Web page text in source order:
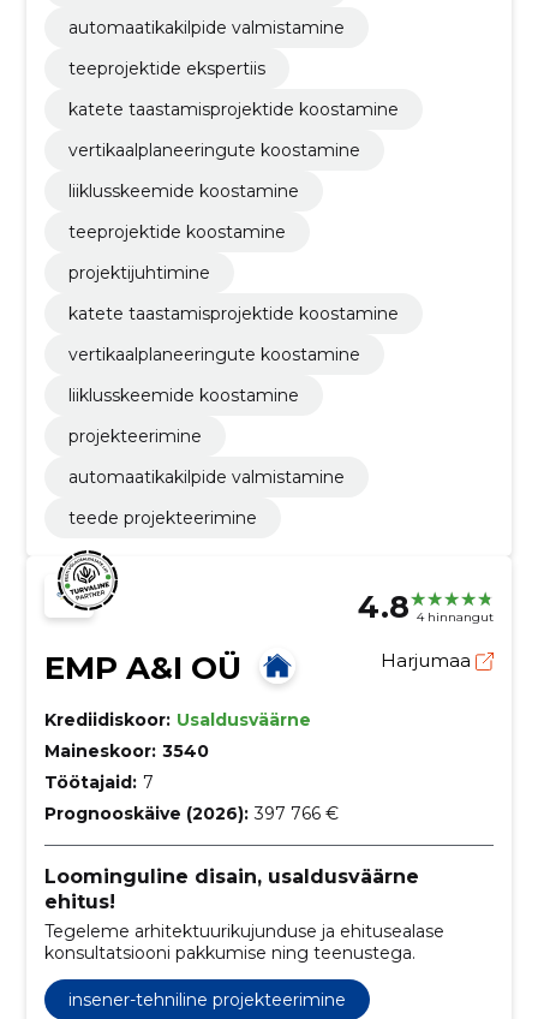
automaatikakilpide valmistamine
teeprojektide ekspertiis
katete taastamisprojektide koostamine
vertikaalplaneeringute koostamine
liiklusskeemide koostamine
teeprojektide koostamine
projektijuhtimine
katete taastamisprojektide koostamine
vertikaalplaneeringute koostamine
liiklusskeemide koostamine
projekteerimine
automaatikakilpide valmistamine
teede projekteerimine
4.8 4 hinnangut
EMP A&I OÜ Harjumaa
Krediidiskoor: Usaldusväärne
Maineskoor: 3540
Töötajaid: 7
Prognooskäive (2026): 397 766 €
Loominguline disain, usaldusväärne
ehitus!
Tegeleme arhitektuurikujunduse ja ehitusealase
konsultatsiooni pakkumise ning teenustega.
insener-tehniline projekteerimine